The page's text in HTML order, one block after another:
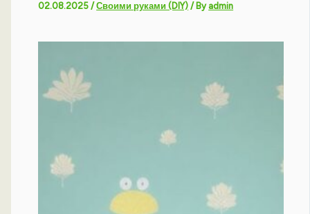
02.08.2025/Своими руками (DIY) / Byadmin